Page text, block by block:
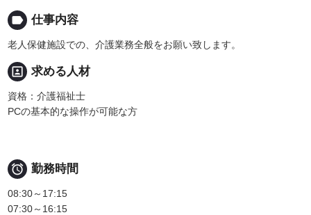
label 仕事内容
老人保健施設での、介護業務全般をお願い致します。
portrait 求める人材
資格：介護福祉士
PCの基本的な操作が可能な方
 勤務時間
08:30～17:15
07:30～16:15